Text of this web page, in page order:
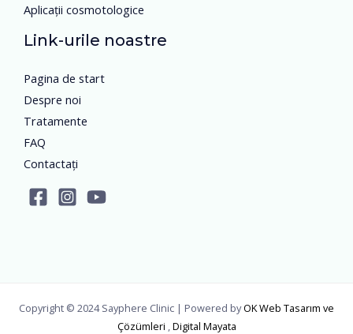
Aplicații cosmotologice
Link-urile noastre
Pagina de start
Despre noi
Tratamente
FAQ
Contactați
Copyright © 2024 Sayphere Clinic | Powered byOK Web Tasarım ve
Çözümleri ,Digital Mayata